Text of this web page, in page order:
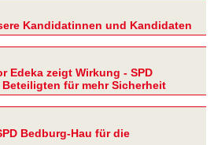
Kandidatinnen und Kandidaten
Edeka zeigt Wirkung - SPD
für mehr Sicherheit
Bedburg-Hau für die